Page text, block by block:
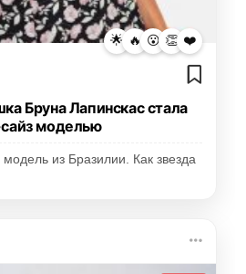
🌟 🔥 😮 👏 ❤️
Бруна Лапинскас стала
моделью
из Бразилии. Как звезда